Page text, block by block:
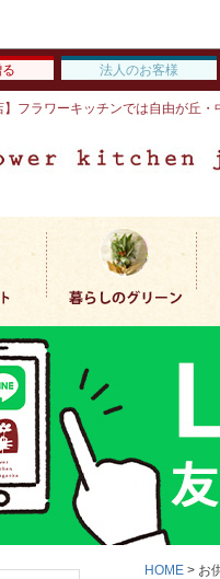
法人のお客様
】フラワーキッチンでは自由が丘
HOME お